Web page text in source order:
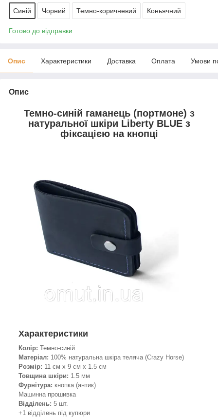
Синій Чорний Темно-коричневий Коньячний
Готово до відправки
Опис Характеристики Доставка Оплата Умови
Опис
Темно-синій гаманець (портмоне) з
натуральної шкіри Liberty BLUE з
фіксацією на кнопці
Характеристики
Колір: Темно-синій
Матеріал: 100% натуральна шкіра теляча (Crazy Horse)
Розмір: 11 см х 9 см х 1.5 см
Товщина шкіри: 1.5 мм
Фурнітура: кнопка (антик)
Машинна прошивка
Відділень: 5 шт.
+1 відділень під купюри